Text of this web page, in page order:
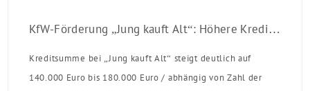
KfW-Förderung „Jung kauft Alt“: Höhere Kredite ab August 2026
Kreditsumme bei „Jung kauft Alt“ steigt deutlich auf
140.000 Euro bis 180.000 Euro / abhängig von Zahl der